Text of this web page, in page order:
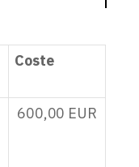
Coste
600,00 EUR